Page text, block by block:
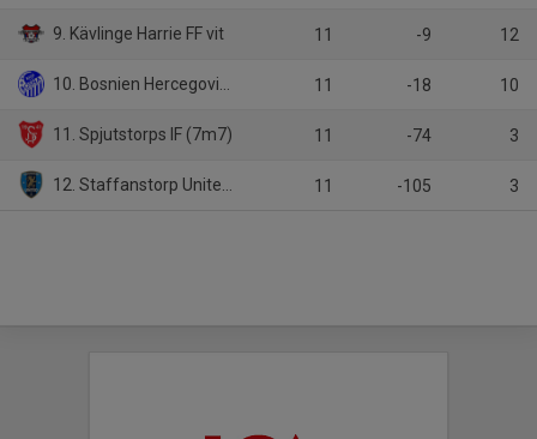
9. Kävlinge Harrie FF vit 11 -9 12
10. Bosnien Hercegovinas SK vit 11 -18 10
11. Spjutstorps IF (7m7) 11 -74 3
12. Staffanstorp United FC svart 11 -105 3